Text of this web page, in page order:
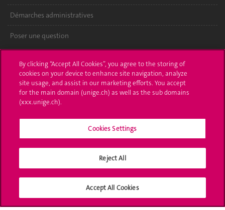
Démarches administratives
Poser une question
UNIGE Mobile
Médias
Offres d'emploi
Bibliothèque
Médias sociaux UNIGE
By clicking “Accept All Cookies”, you agree to the storing of
cookies on your device to enhance site navigation, analyze
site usage, and assist in our marketing efforts. You accept
for the main domain (unige.ch) as well as the sub domains
(xxx.unige.ch).
Cookies Settings
Reject All
Accept All Cookies